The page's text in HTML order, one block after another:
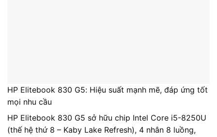
HP Elitebook 830 G5: Hiệu suất mạnh mẽ, đáp ứng tốt
mọi nhu cầu
HP Elitebook 830 G5 sở hữu chip Intel Core i5-8250U
(thế hệ thứ 8 – Kaby Lake Refresh), 4 nhân 8 luồng,